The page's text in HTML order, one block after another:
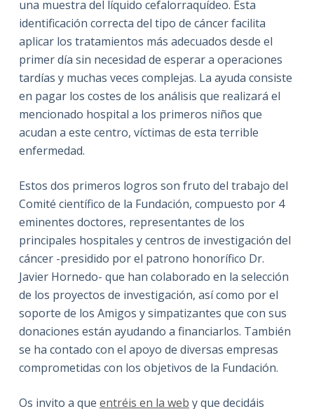
una muestra del líquido cefalorraquídeo. Esta
identificación correcta del tipo de cáncer facilita
aplicar los tratamientos más adecuados desde el
primer día sin necesidad de esperar a operaciones
tardías y muchas veces complejas. La ayuda consiste
en pagar los costes de los análisis que realizará el
mencionado hospital a los primeros niños que
acudan a este centro, víctimas de esta terrible
enfermedad.
Estos dos primeros logros son fruto del trabajo del
Comité científico de la Fundación, compuesto por 4
eminentes doctores, representantes de los
principales hospitales y centros de investigación del
cáncer -presidido por el patrono honorífico Dr.
Javier Hornedo- que han colaborado en la selección
de los proyectos de investigación, así como por el
soporte de los Amigos y simpatizantes que con sus
donaciones están ayudando a financiarlos. También
se ha contado con el apoyo de diversas empresas
comprometidas con los objetivos de la Fundación.
Os invito a que entréis en la web y que decidáis